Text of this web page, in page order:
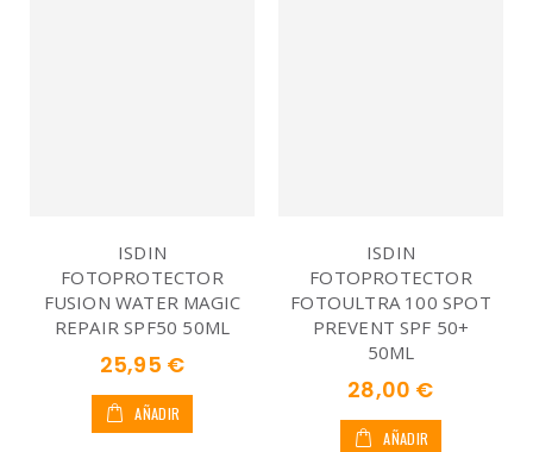
ISDIN
FOTOPROTECTOR
FUSION WATER MAGIC
REPAIR SPF50 50ML
25,95 €
AÑADIR
ISDIN
FOTOPROTECTOR
FOTOULTRA 100 SPOT
PREVENT SPF 50+
50ML
28,00 €
AÑADIR